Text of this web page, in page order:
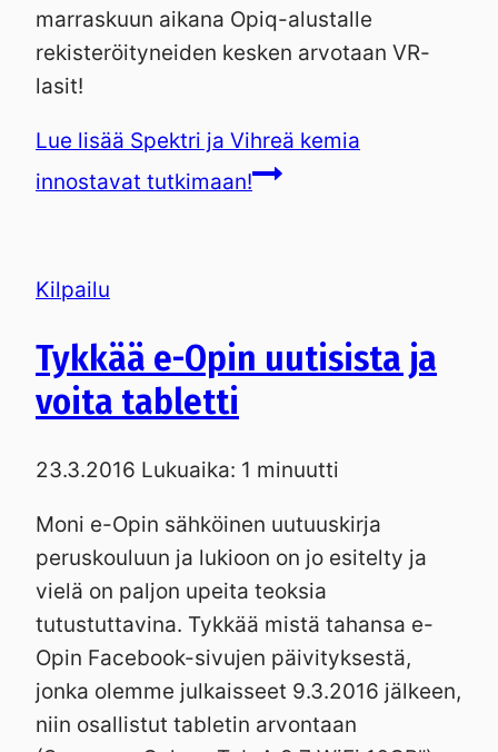
marraskuun aikana Opiq-alustalle
rekisteröityneiden kesken arvotaan VR-
lasit!
Lue lisää Spektri ja Vihreä kemia
innostavat tutkimaan!
Kilpailu
Tykkää e-Opin uutisista ja
voita tabletti
23.3.2016 Lukuaika: 1 minuutti
Moni e-Opin sähköinen uutuuskirja
peruskouluun ja lukioon on jo esitelty ja
vielä on paljon upeita teoksia
tutustuttavina. Tykkää mistä tahansa e-
Opin Facebook-sivujen päivityksestä,
jonka olemme julkaisseet 9.3.2016 jälkeen,
niin osallistut tabletin arvontaan